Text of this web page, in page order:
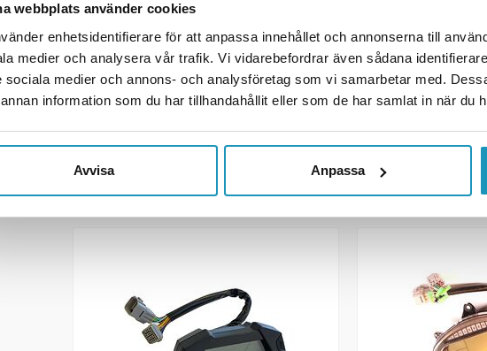
webbplats använder cookies
enhetsidentifierare för att anpassa innehållet och annonserna till
medier och analysera vår trafik. Vi vidarebefordrar även sådana
sociala medier och annons- och analysföretag som vi samarbetar med.
information som du har tillhandahållit eller som de har samlat in när du
Avvisa Anpassa
TA/TB
3 115 kr (inkl. mva) 3 665 kr
11 PÅ LAGER
490 kr (inkl. mva)
20 + PÅ LAGER